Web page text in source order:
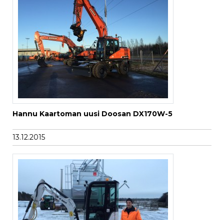
Hannu Kaartoman uusi Doosan DX170W-5
13.12.2015